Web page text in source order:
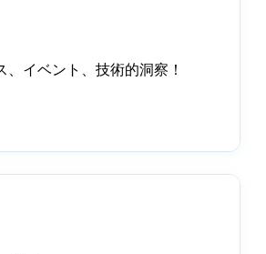
、イベント、技術的洞察！